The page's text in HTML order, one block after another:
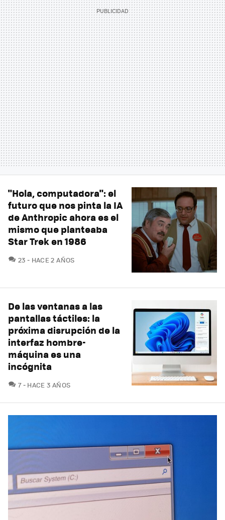
"Hola, computadora": el
futuro que nos pinta la IA
de Anthropic ahora es el
mismo que planteaba
Star Trek en 1986
23 COMENTARIOS
HACE 2 AÑOS
De las ventanas a las
pantallas táctiles: la
próxima disrupción de la
interfaz hombre-
máquina es una
incógnita
7COMENTARIOS
HACE 3 AÑOS